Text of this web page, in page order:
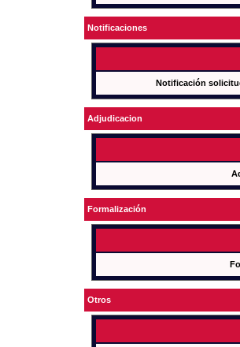
Notificaciones
Notificación
Adjudicacion
Formalización
Otros